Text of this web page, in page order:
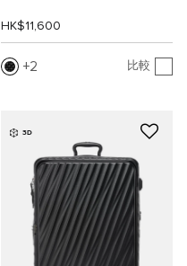
HK$11,600
2 比較
3D